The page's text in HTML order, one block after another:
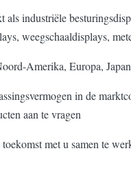
industriële
weegschaaldisplays,
Amerika, Europa,
in de
aan te vragen
met u samen te